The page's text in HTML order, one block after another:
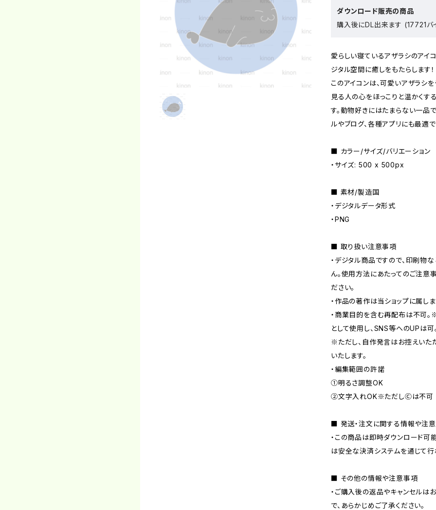
ダウンロード販売の商品
購入後にDL出来ます (17721バ
愛らしい寝ているアザラシのアイ
ジタル空間に癒しをもたらします！
このアイコンは、可愛いアザラシを
見る人の心をほっこりと温かくす
す。動物好きにはたまらない一品
ルやブログ、各種アプリにも最適で
■ カラー/サイズ/バリエーション
・サイズ: 500 x 500px
■ 素材/製造国
・デジタルデータ形式
・PNG
■ 取り扱い注意事項
・デジタル商品ですので、印刷物
ん。使用方法にあたってのご注意
ださい。
・作品の著作は当ショップに属しま
・商業目的を含む再配布は不可
として使用し、SNS等へのUPは可
※ただし、自作発言はお控えいた
いたします。
・編集範囲の許諾
①明るさ調整OK
②文字入れOK※ただしⒸは不可
■ 発送・注文に関する情報や注
・この商品は即時ダウンロード可
は安全な決済システムを通じて行
■ その他の情報や注意事項
・ご購入後の返品やキャンセルは
で、あらかじめご了承ください。